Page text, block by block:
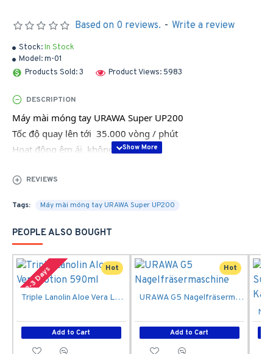
Stock:In Stock
Model:m-01
Products Sold: 3
Product Views: 5983
Based on 0 reviews. - Write a review
DESCRIPTION
Máy mài móng tay URAWA Super UP200
Tốc độ quay lên tới  35.000 vòng / phút
Hoạt động êm ái, không ồn
quá nhiệt.
REVIEWS
Tags: Máy mài móng tay URAWA Super UP200
PEOPLE ALSO BOUGHT
Hot
2-3 Days
Triple Lanolin Aloe Vera Lotion 590ml
Add to Cart
Hot
URAWA G5 Nagelfräsermaschine
Add to Cart